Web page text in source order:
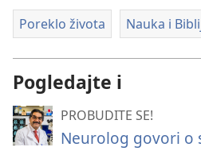
Poreklo života Nauka i
Pogledajte i
PROBUDITE SE!
Neurolog govori o